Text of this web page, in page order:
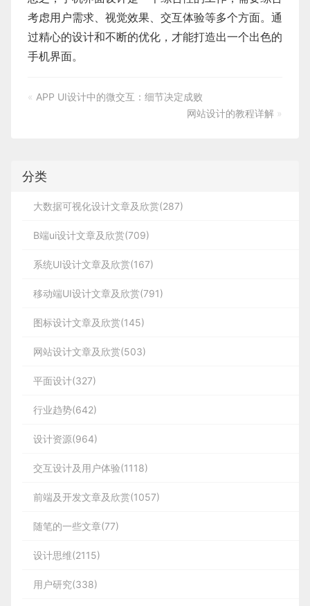
考虑用户需求、视觉效果、交互体验等多个方面。通
过精心的设计和不断的优化，才能打造出一个出色的
手机界面。
« APP UI设计中的微交互：细节决定成败
网站设计的教程详解 »
分类
大数据可视化设计文章及欣赏(287)
B端ui设计文章及欣赏(709)
系统UI设计文章及欣赏(167)
移动端UI设计文章及欣赏(791)
图标设计文章及欣赏(145)
网站设计文章及欣赏(503)
平面设计(327)
行业趋势(642)
设计资源(964)
交互设计及用户体验(1118)
前端及开发文章及欣赏(1057)
随笔的一些文章(77)
设计思维(2115)
用户研究(338)